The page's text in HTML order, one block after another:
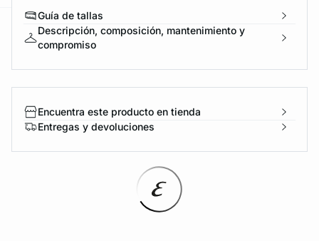
Guía de tallas
Descripción, composición, mantenimiento y
compromiso
Encuentra este producto en tienda
Entregas y devoluciones